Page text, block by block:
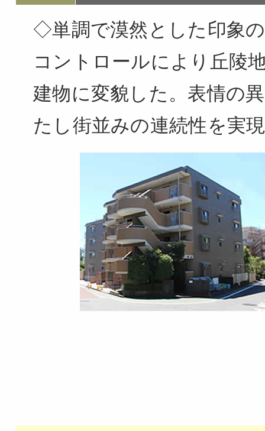
◇単調で漠然とした印象
コントロールにより丘陵
建物に変貌した。表情の
たし街並みの連続性を実